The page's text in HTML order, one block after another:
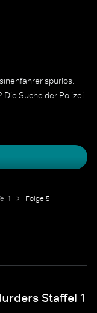
spurlos.
Suche der Polizei
1 Folge 5
Staffel 1